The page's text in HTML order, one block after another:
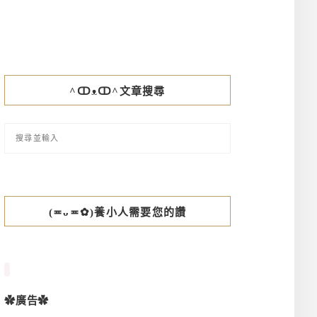
^ↀᴥↀ^文章搜尋
(≖ᴗ≖✿)養小人需要您的讚
✿廣告✿